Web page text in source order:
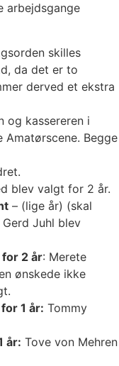
skilles
da det er to
derved et ekstra
og kassereren i
Amatørscene. Begge
blev valgt for 2 år.
– (lige år) (skal
Juhl blev
2 år: Merete
ønskede ikke
1 år: Tommy
år: Tove von Mehren